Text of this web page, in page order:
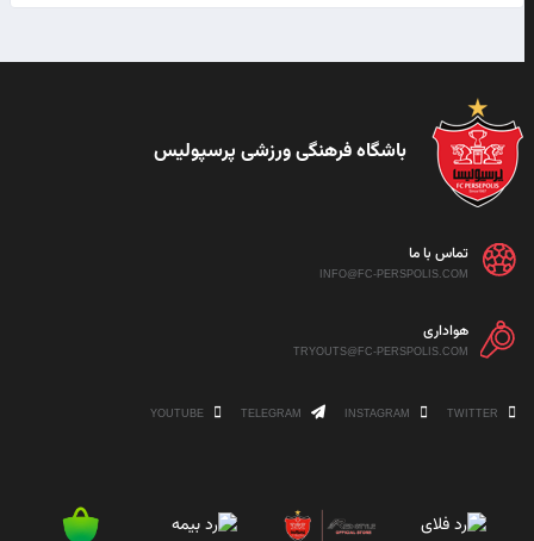
باشگاه فرهنگی ورزشی پرسپولیس
تماس با ما
INFO@FC-PERSPOLIS.COM
هواداری
TRYOUTS@FC-PERSPOLIS.COM